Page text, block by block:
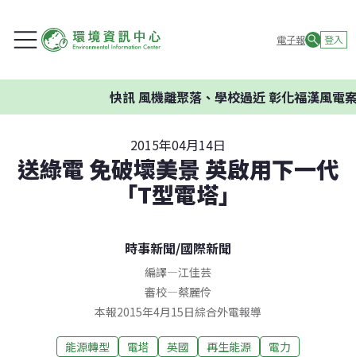
電子報 登入
快訊風機離聚落、學校過近 彰化福漢風電案
2015年04月14日
送綠電 免破壞美景 英啟用下一代
「T型電塔」
時事新聞/國際新聞
編譯—江佳芸
審校—蔡麗伶
本報2015年4月15日綜合外電報導
能源轉型 電塔 英國 再生能源 電力